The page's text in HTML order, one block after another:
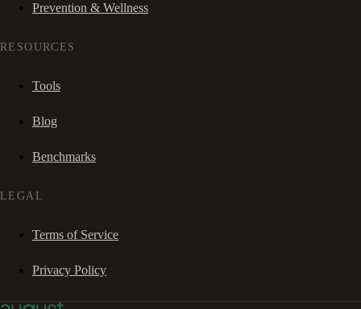
Prevention & Wellness
RESOURCES
Tools
Blog
Benchmarks
LEGAL
Terms of Service
Privacy Policy